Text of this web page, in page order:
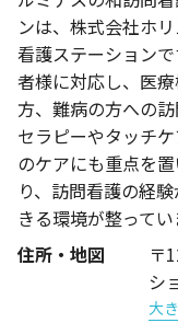
ンは、株式会社ホ
看護ステーション
者様に対応し、医
方、難病の方への
セラピーやタッチ
のケアにも重点を
り、訪問看護の経
きる環境が整ってい
住所・地図
〒
シ
大